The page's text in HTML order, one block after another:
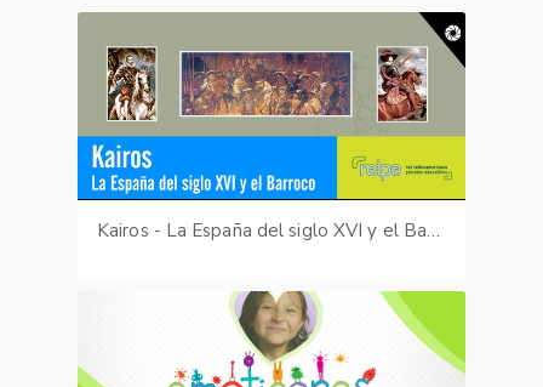
Kairos - La España del siglo XVI y el Barroco